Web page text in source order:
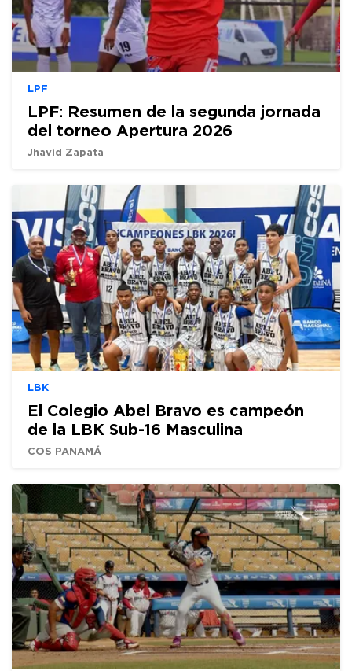
LPF
LPF: Resumen de la segunda jornada
del torneo Apertura 2026
Jhavid Zapata
LBK
El Colegio Abel Bravo es campeón
de la LBK Sub-16 Masculina
COS PANAMÁ